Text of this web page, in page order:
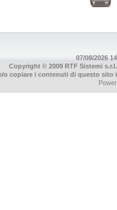
07/08/2026
Copyright © 2009 RTF Sistemi
o copiare i contenuti di questo